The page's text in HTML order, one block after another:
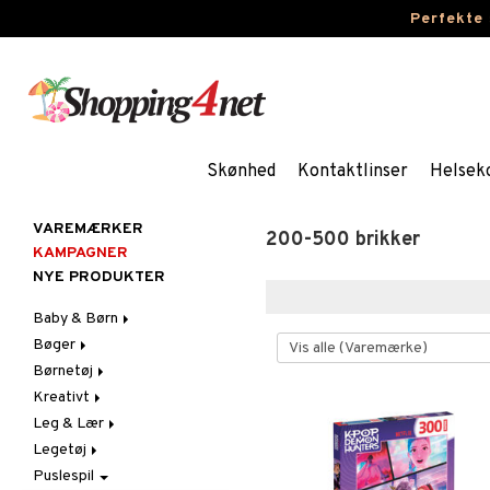
Perfekte
Skønhed Kontaktlinser
200-500 brikker
VAREMÆRKER
KAMPAGNER
NYE PRODUKTER
Baby & Børn
Aktivitet
Babygym
Bid & Rangler
Skråstole
Sutteklude
Uroer
Badekåber & Håndklæder
Barnevogn-tilbehør
Fest
Tilbehør
Udklædning
Gravid/Mor
Graviditet & amning
Indretning
Bøger
Dagbøger
Kreative bøger
Malebøger
Børnetøj
Accessories
Kasketter & Solhatte
Badetøj & UV-tøj
Kjoler
Nattøj
Kreativt
Klistermærker
Kreativt materiale
Kreativt Sæt
Leg & Lær
Eksperimenter
Indlæringsspil
Legetøj
Babyleg
Puslespil